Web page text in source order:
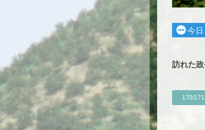
今
訪れた
170/171